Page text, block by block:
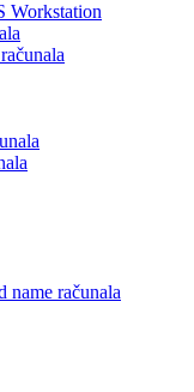
Workstation
name računala